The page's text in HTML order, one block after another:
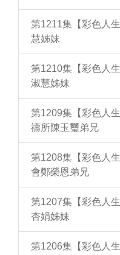
第1211集【彩色人
慧姊妹
第1210集【彩色人
淑慧姊妹
第1209集【彩色人
禱所陳玉璽弟兄
第1208集【彩色人
會鄭榮恩弟兄
第1207集【彩色人
杏娟姊妹
第1206集【彩色人